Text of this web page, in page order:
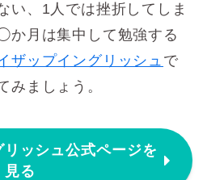
い、1人では挫折してしま
か月は集中して勉強する
ザップイングリッシュで
みましょう。
ッシュ公式ページを
見る